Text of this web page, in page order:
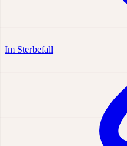
Im Sterbefall